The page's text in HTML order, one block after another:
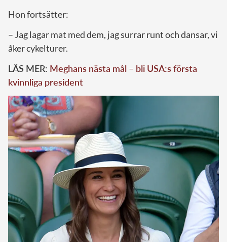
Hon fortsätter:
– Jag lagar mat med dem, jag surrar runt och dansar, vi
åker cykelturer.
LÄS MER: Meghans nästa mål – bli USA:s första
kvinnliga president